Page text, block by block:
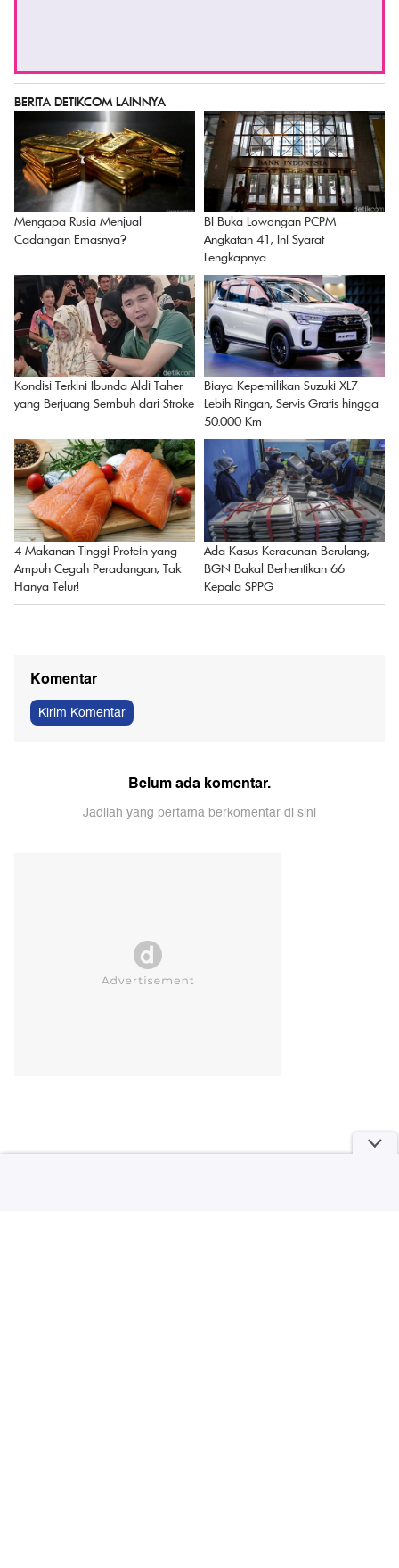
BERITA DETIKCOM LAINNYA
Mengapa Rusia Menjual
Cadangan Emasnya?
BI Buka Lowongan PCPM
Angkatan 41, Ini Syarat
Lengkapnya
Kondisi Terkini Ibunda Aldi Taher
yang Berjuang Sembuh dari Stroke
Biaya Kepemilikan Suzuki XL7
Lebih Ringan, Servis Gratis hingga
50.000 Km
4 Makanan Tinggi Protein yang
Ampuh Cegah Peradangan, Tak
Hanya Telur!
Ada Kasus Keracunan Berulang,
BGN Bakal Berhentikan 66
Kepala SPPG
Komentar
Kirim Komentar
Belum ada komentar.
Jadilah yang pertama berkomentar di sini